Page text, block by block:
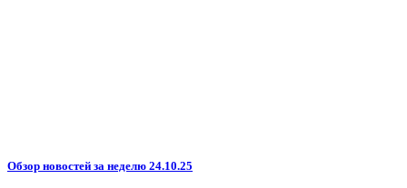
Обзор новостей за неделю 24.10.25